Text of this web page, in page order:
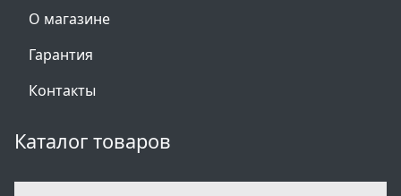
О магазине
Гарантия
Контакты
Каталог товаров